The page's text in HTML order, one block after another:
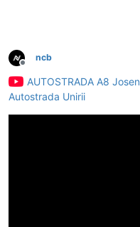
Deconectat
ncb
AUTOSTRADA A8
Autostrada Unirii